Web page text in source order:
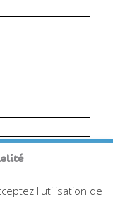
l'utilisation de
n'est plus
vos